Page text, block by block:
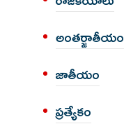
అంత‌ర్జాతీయం
జాతీయం
ప్రత్యేకం